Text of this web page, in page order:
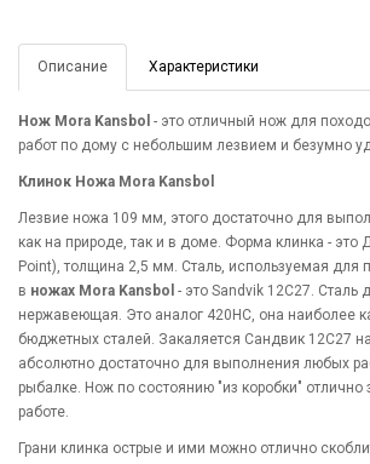
Описание Характеристики
Нож Mora Kansbol - это отличный нож для
работ по дому с небольшим лезвием и безумно
Клинок Ножа Mora Kansbol
Лезвие ножа 109 мм, этого достаточно для
как на природе, так и в доме. Форма клинка - это
Point), толщина 2,5 мм. Сталь, используемая для
в ножах Mora Kansbol - это Sandvik 12C27. Сталь
нержавеющая. Это аналог 420НС, она наиболее
бюджетных сталей. Закаляется Сандвик 12С27
абсолютно достаточно для выполнения любых
рыбалке. Нож по состоянию "из коробки" отлично
работе.
Грани клинка острые и ими можно отлично